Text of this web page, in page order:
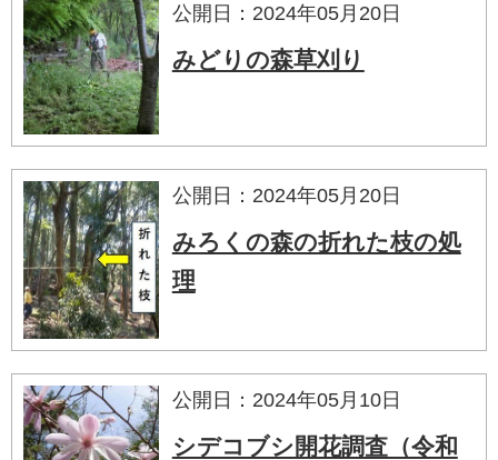
公開日：2024年05月20日
みどりの森草刈り
公開日：2024年05月20日
みろくの森の折れた枝の処
理
公開日：2024年05月10日
シデコブシ開花調査（令和